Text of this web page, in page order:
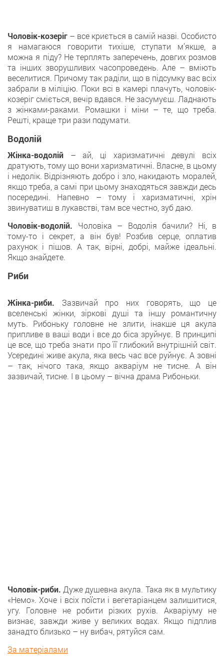
Чоловік-козеріг – все криється в самій назві. Особисто
я намагаюся говорити тихіше, ступати м’якше, а
можна я піду? Не терплять заперечень, довгих розмов
та інших зворушливих часопроведень. Але – вміють
веселитися. Причому так раділи, що в підсумку вас всіх
забрали в міліцію. Поки всі в камері плачуть, чоловік-
козеріг сміється, вечір вдався. Не засумуєш. Ладнають
з жінками-раками. Ромашки і міни – те, що треба.
Решті, краще три рази подумати.
Водолій
Жінка-водолій – ай, ці харизматичні девулі всіх
дратують, тому що вони харизматичні. Власне, в цьому
і недолік. Відрізняють добро і зло, накидають моралей,
якщо треба, а самі при цьому знаходяться завжди десь
посередині. Напевно – тому і харизматичні, хрін
звинуватиш в лукавстві, там все честно, зуб даю.
Чоловік-водолій. Чоловіка – Водолія бачили? Ні, в
тому-то і секрет, а він був! Розбив серце, оплатив
рахунок і пішов. А так, вірні, добрі, майже ідеальні.
Якщо знайдете.
Риби
Жінка-риби. Зазвичай про них говорять, що це
вселенські жінки, зіркові душі та іншу романтичну
муть. Рибоньку головне не злити, інакше ця акула
припливе в ваші води і все до біса зруйнує. В принципі
це все, що треба знати про її глибокий внутрішній світ.
Усередині живе акула, яка весь час все руйнує. А зовні
– так, нічого така, якщо акваріум не тисне. А він
зазвичай, тисне. І в цьому – вічна драма Рибоньки.
Чоловік-риби. Дуже душевна акула. Така як в мультику
«Немо». Хоче і всіх поїсти і вегетаріанцем залишитися,
угу. Головне не робити різких рухів. Акваріуму не
визнає, завжди живе у великих водах. Якщо підплив
занадто близько – ну вибач, рятуйся сам.
За матеріалами